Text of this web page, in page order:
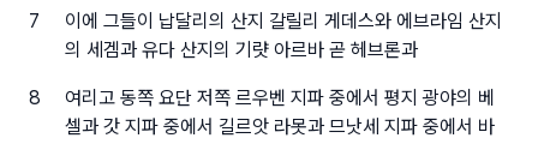
7
이에 그들이 납달리의 산지 갈릴리 게데스와 에브라임 산지
의 세겜과 유다 산지의 기럇 아르바 곧 헤브론과
8
여리고 동쪽 요단 저쪽 르우벤 지파 중에서 평지 광야의 베
셀과 갓 지파 중에서 길르앗 라못과 므낫세 지파 중에서 바